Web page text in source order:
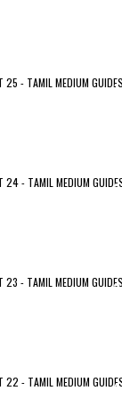
25 - TAMIL MEDIUM
24 - TAMIL MEDIUM
23 - TAMIL MEDIUM
22 - TAMIL MEDIUM